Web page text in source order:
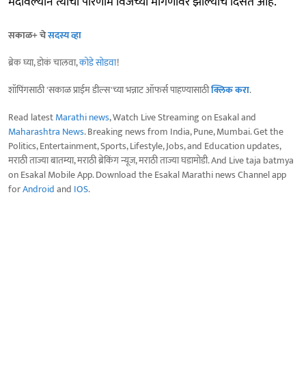
सकाळ+ चेसदस्य व्हा
ब्रेक घ्या, डोकं चालवा,कोडे सोडवा!
शॉपिंगसाठी 'सकाळ प्राईम डील्स'च्या भन्नाट ऑफर्स पाहण्यासाठीक्लिक करा.
Read latestMarathi news, Watch Live Streaming on Esakal and
Maharashtra News. Breaking news from India, Pune, Mumbai. Get the
Politics, Entertainment, Sports, Lifestyle, Jobs, and Education updates,
मराठी ताज्या बातम्या, मराठी ब्रेकिंग न्यूज, मराठी ताज्या घडामोडी. And Live taja batmya
on Esakal Mobile App. Download the Esakal Marathi news Channel app
forAndroidand IOS.